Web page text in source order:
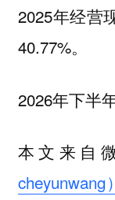
2025年经营
40.77%。
2026年下半
本文来自
cheyunwang）